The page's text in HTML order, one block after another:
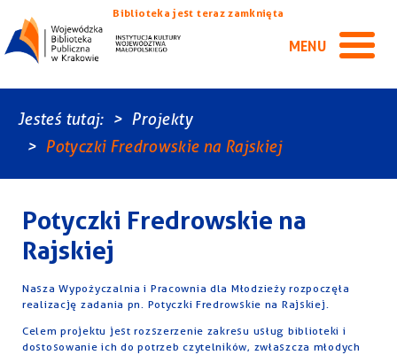
Biblioteka jest teraz zamknięta
MENU
Jesteś tutaj:
Projekty
Potyczki Fredrowskie na Rajskiej
Potyczki Fredrowskie na
Rajskiej
Nasza Wypożyczalnia i Pracownia dla Młodzieży rozpoczęła
realizację zadania pn. Potyczki Fredrowskie na Rajskiej.
Celem projektu jest rozszerzenie zakresu usług biblioteki i
dostosowanie ich do potrzeb czytelników, zwłaszcza młodych